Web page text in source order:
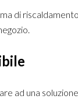
di
ad una